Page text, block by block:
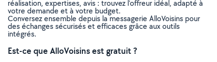
réalisation, expertises, avis : trouvez l'offreur idéal, adapté à
votre demande et à votre budget.
Conversez ensemble depuis la messagerie AlloVoisins pour
des échanges sécurisés et efficaces grâce aux outils
intégrés.
Est-ce que AlloVoisins est gratuit ?